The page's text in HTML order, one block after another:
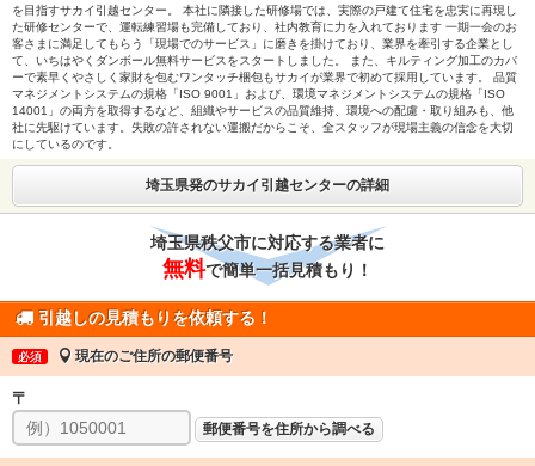
を目指すサカイ引越センター。 本社に隣接した研修場では、実際の戸建て住宅を忠実に再現し
た研修センターで、運転練習場も完備しており、社内教育に力を入れております 一期一会のお
客さまに満足してもらう「現場でのサービス」に磨きを掛けており、業界を牽引する企業とし
て、いちはやくダンボール無料サービスをスタートしました。 また、キルティング加工のカバ
ーで素早くやさしく家財を包むワンタッチ梱包もサカイが業界で初めて採用しています。 品質
マネジメントシステムの規格「ISO 9001」および、環境マネジメントシステムの規格「ISO
14001」の両方を取得するなど、組織やサービスの品質維持、環境への配慮・取り組みも、他
社に先駆けています。失敗の許されない運搬だからこそ、全スタッフが現場主義の信念を大切
にしているのです。
埼玉県発のサカイ引越センターの詳細
埼玉県秩父市に対応する業者に
無料で簡単一括見積もり！
引越しの見積もりを依頼する！
必須 現在のご住所の郵便番号
〒
郵便番号を住所から調べる